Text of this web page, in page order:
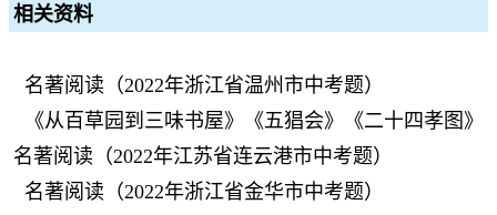
相关资料
名著阅读（2022年浙江省温州市中考题）
《从百草园到三味书屋》《五猖会》《二十四孝图》
名著阅读（2022年江苏省连云港市中考题）
名著阅读（2022年浙江省金华市中考题）